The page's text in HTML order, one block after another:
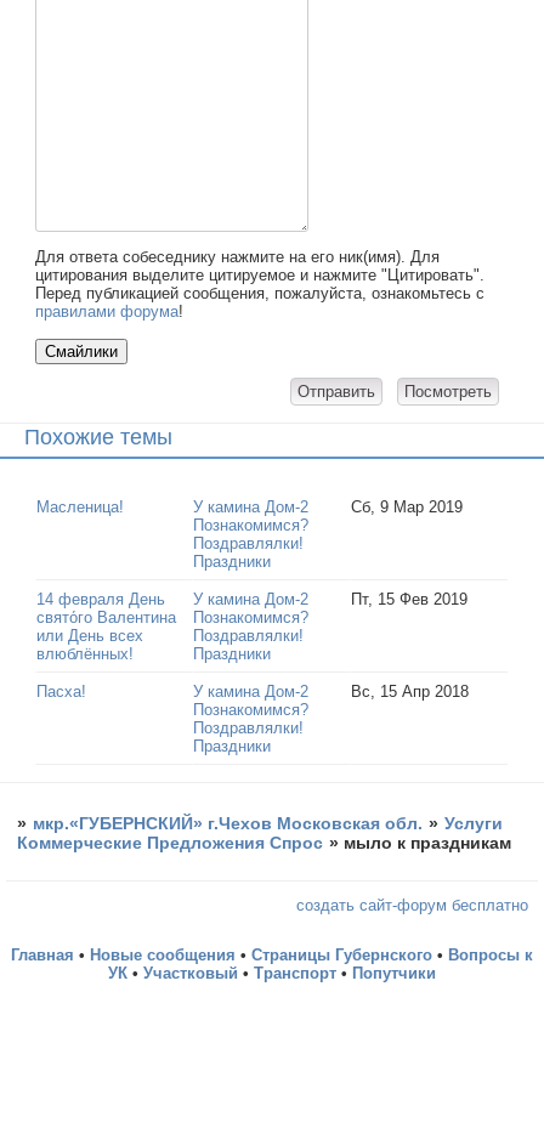
Для ответа собеседнику нажмите на его ник(имя). Для
цитирования выделите цитируемое и нажмите "Цитировать".
Перед публикацией сообщения, пожалуйста, ознакомьтесь с
правилами форума!
Похожие темы
Масленица!
У камина Дом-2
Познакомимся?
Поздравлялки!
Праздники
Сб, 9 Мар 2019
14 февраля День
свято́го Валентина
или День всех
влюблённых!
У камина Дом-2
Познакомимся?
Поздравлялки!
Праздники
Пт, 15 Фев 2019
Пасха!
У камина Дом-2
Познакомимся?
Поздравлялки!
Праздники
Вс, 15 Апр 2018
» мкр.«ГУБЕРНСКИЙ» г.Чехов Московская обл. » Услуги
Коммерческие Предложения Спрос » мыло к праздникам
создать сайт-форум бесплатно
Главная • Новые сообщения • Страницы Губернского • Вопросы к
УК • Участковый • Транспорт • Попутчики